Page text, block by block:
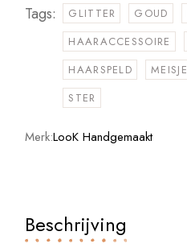
Tags:
GLITTER GOUD
HAARACCESSOIRE
HAARSPELD
MEISJE
STER
Merk:LooK Handgemaakt
Beschrijving